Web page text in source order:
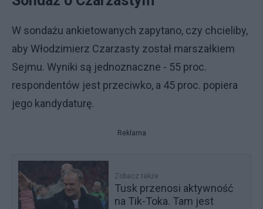
W sondażu ankietowanych zapytano, czy chcieliby,
aby Włodzimierz Czarzasty został marszałkiem
Sejmu. Wyniki są jednoznaczne - 55 proc.
respondentów jest przeciwko, a 45 proc. popiera
jego kandydaturę.
Reklama
Zobacz także
Tusk przenosi aktywność
na Tik-Toka. Tam jest